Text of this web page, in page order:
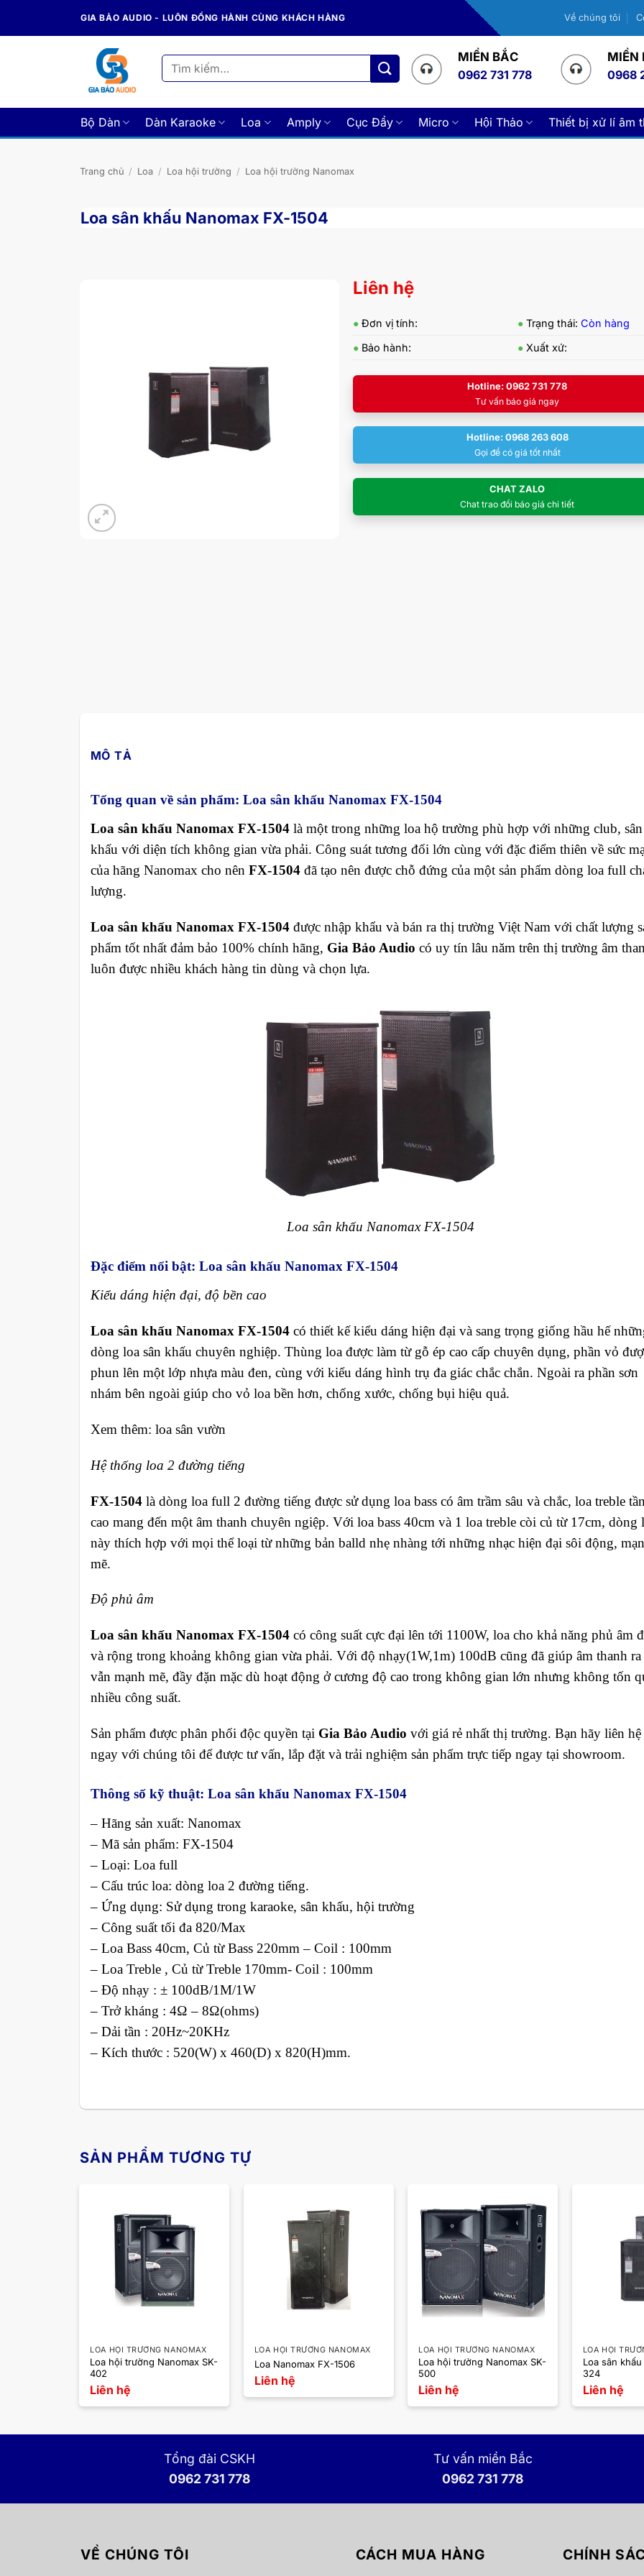
GIA BẢO AUDIO - LUÔN ĐỒNG HÀNH CÙNG KHÁCH HÀNG Về chúng tôi
Tìm
kiếm:
MIỀN BẮC
0962 731 778
MIỀN
0968
Bộ Dàn Dàn Karaoke Loa Amply Cục Đẩy Micro Hội Thảo Thiết bị xử lí âm
Trang chủ / Loa / Loa hội trường / Loa hội trường Nanomax
Loa sân khấu Nanomax FX-1504
Liên hệ
●Đơn vị tính: ● Trạng thái: Còn hàng
● Bảo hành: ● Xuất xứ:
Hotline: 0962 731 778
Tư vấn báo giá ngay
Hotline: 0968 263 608
Gọi để có giá tốt nhất
CHAT ZALO
Chat trao đổi báo giá chi tiết
MÔ TẢ
Tổng quan về sản phẩm: Loa sân khấu Nanomax FX-1504
Loa sân khấu Nanomax FX-1504là một trong những loa hộ trường phù hợp với những club, sân
khấu với diện tích không gian vừa phải. Công suát tương đối lớn cùng với đặc điểm thiên về sức
của hãng Nanomax cho nên FX-1504đã tạo nên được chỗ đứng của một sản phẩm dòng loa full
lượng.
Loa sân khấu Nanomax FX-1504được nhập khẩu và bán ra thị trường Việt Nam với chất lượng
phẩm tốt nhất đảm bảo 100% chính hãng, Gia Bảo Audio có uy tín lâu năm trên thị trường âm
luôn được nhiều khách hàng tin dùng và chọn lựa.
Loa sân khấu Nanomax FX-1504
Đặc điểm nổi bật: Loa sân khấu Nanomax FX-1504
Kiểu dáng hiện đại, độ bền cao
Loa sân khấu Nanomax FX-1504 có thiết kế kiểu dáng hiện đại và sang trọng giống hầu hế
dòng loa sân khấu chuyên nghiệp. Thùng loa được làm từ gỗ ép cao cấp chuyên dụng, phần vỏ
phun lên một lớp nhựa màu đen, cùng với kiểu dáng hình trụ đa giác chắc chắn. Ngoài ra phần sơn
nhám bên ngoài giúp cho vỏ loa bền hơn, chống xước, chống bụi hiệu quả.
Xem thêm: loa sân vườn
Hệ thống loa 2 đường tiếng
FX-1504 là dòng loa full 2 đường tiếng được sử dụng loa bass có âm trầm sâu và chắc, loa treble
cao mang đến một âm thanh chuyên ngiệp. Với loa bass 40cm và 1 loa treble còi củ từ 17cm, dòng
này thích hợp với mọi thể loại từ những bản balld nhẹ nhàng tới những nhạc hiện đại sôi động,
mẽ.
Độ phủ âm
Loa sân khấu Nanomax FX-1504 có công suất cực đại lên tới 1100W, loa cho khả năng phủ âm
và rộng trong khoảng không gian vừa phải. Với độ nhạy(1W,1m) 100dB cũng đã giúp âm thanh ra
vẫn mạnh mẽ, đầy đặn mặc dù hoạt động ở cương độ cao trong không gian lớn nhưng không tốn
nhiều công suất.
Sản phẩm được phân phối độc quyền tại Gia Bảo Audio với giá rẻ nhất thị trường. Bạn hãy liên hệ
ngay với chúng tôi để được tư vấn, lắp đặt và trải nghiệm sản phẩm trực tiếp ngay tại showroom.
Thông số kỹ thuật: Loa sân khấu Nanomax FX-1504
– Hãng sản xuất: Nanomax
– Mã sản phẩm: FX-1504
– Loại: Loa full
– Cấu trúc loa: dòng loa 2 đường tiếng.
– Ứng dụng: Sử dụng trong karaoke, sân khấu, hội trường
– Công suất tối đa 820/Max
– Loa Bass 40cm, Củ từ Bass 220mm – Coil : 100mm
– Loa Treble , Củ từ Treble 170mm- Coil : 100mm
– Độ nhạy : ± 100dB/1M/1W
– Trở kháng : 4Ω – 8Ω(ohms)
– Dải tần : 20Hz~20KHz
– Kích thước : 520(W) x 460(D) x 820(H)mm.
SẢN PHẨM TƯƠNG TỰ
LOA HỘI TRƯỜNG NANOMAX
Loa hội trường Nanomax SK-
402
Liên hệ
LOA HỘI TRƯỜNG NANOMAX
Loa Nanomax FX-1506
Liên hệ
LOA HỘI TRƯỜNG NANOMAX
Loa hội trường Nanomax SK-
500
Liên hệ
LOA HỘI
Loa sân
324
Liên hệ
Tổng đài CSKH
0962 731 778
Tư vấn miền Bắc
0962 731 778
VỀ CHÚNG TÔI CÁCH MUA HÀNG CHÍNH